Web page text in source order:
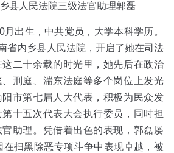
县人民法院三级法官助理郭磊
生，中共党员，大学本科学历。
省内乡县人民法院，开启了她在司法
二十余载的时光里，她先后在政治
刑庭、湍东法庭等多个岗位上发光
市第七届人大代表，积极为民众发
十五次代表大会执行委员，同时担
助理。凭借着出色的表现，郭磊屡
在扫黑除恶专项斗争中表现卓越，被